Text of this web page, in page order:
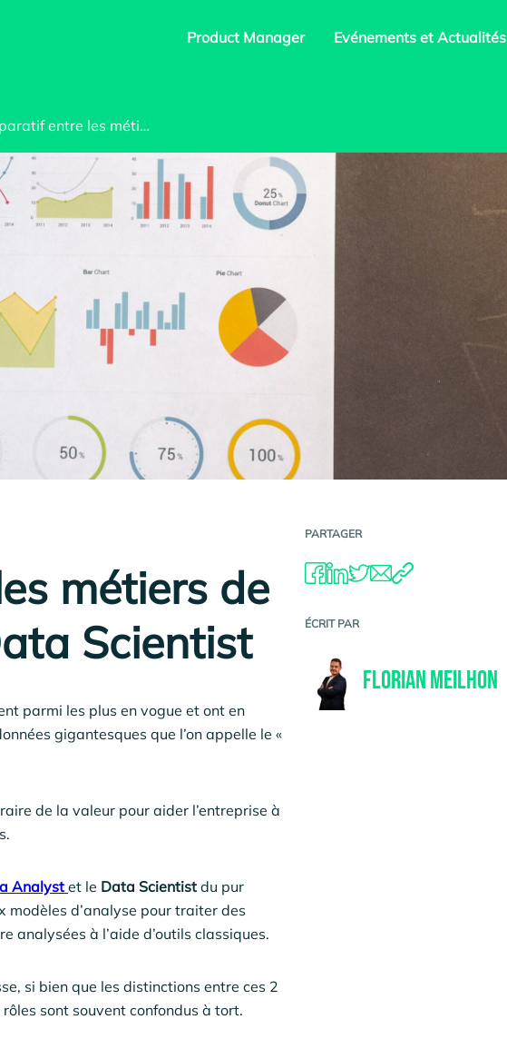
Product Manager Evénements et Actualités
les métiers de Data Analyst et Data Scientist
métiers de
Scientist
parmi les plus en vogue et ont en
gigantesques que l’on appelle le «
de la valeur pour aider l’entreprise à
Analyst et le Data Scientist du pur
modèles d’analyse pour traiter des
analysées à l’aide d’outils classiques.
si bien que les distinctions entre ces 2
sont souvent confondus à tort.
PARTAGER
ÉCRIT PAR
FLORIAN MEILHON